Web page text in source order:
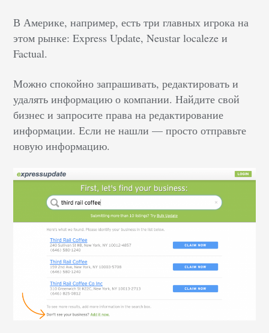
В Америке, например, есть три главных игрока на
этом рынке: Express Update, Neustar localeze и
Factual.
Можно спокойно запрашивать, редактировать и
удалять информацию о компании. Найдите свой
бизнес и запросите права на редактирование
информации. Если не нашли — просто отправьте
новую информацию.